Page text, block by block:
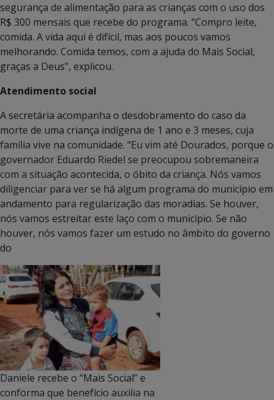
segurança de alimentação para as crianças com o uso dos
R$ 300 mensais que recebe do programa. “Compro leite,
comida. A vida aqui é difícil, mas aos poucos vamos
melhorando. Comida temos, com a ajuda do Mais Social,
graças a Deus”, explicou.
Atendimento social
A secretária acompanha o desdobramento do caso da
morte de uma criança indígena de 1 ano e 3 meses, cuja
família vive na comunidade. “Eu vim até Dourados, porque o
governador Eduardo Riedel se preocupou sobremaneira
com a situação acontecida, o óbito da criança. Nós vamos
diligenciar para ver se há algum programa do município em
andamento para regularização das moradias. Se houver,
nós vamos estreitar este laço com o município. Se não
houver, nós vamos fazer um estudo no âmbito do governo
do
Daniele recebe o “Mais Social” e
conforma que benefício auxilia na